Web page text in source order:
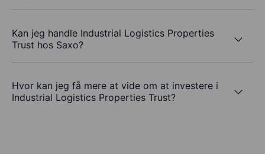
Kan jeg handle Industrial Logistics Properties
Trust hos Saxo?
Hvor kan jeg få mere at vide om at investere i
Industrial Logistics Properties Trust?